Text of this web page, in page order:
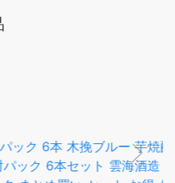
) 60代 80代 イエノミ